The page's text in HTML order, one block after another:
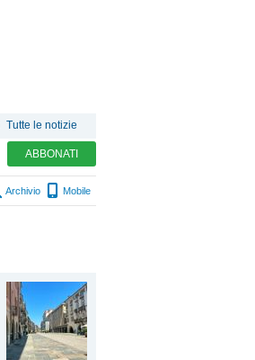
Tutte le notizie
ABBONATI
Archivio Mobile